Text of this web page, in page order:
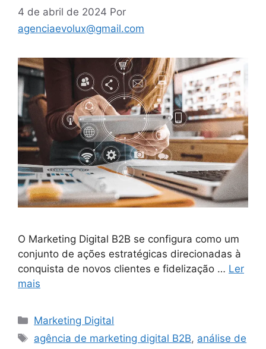
4 de abril de 2024 Por
agenciaevolux@gmail.com
O Marketing Digital B2B se configura como um
conjunto de ações estratégicas direcionadas à
conquista de novos clientes e fidelização … Ler
mais
Categorias
Marketing Digital
Tags
agência de marketing digital B2B, análise de